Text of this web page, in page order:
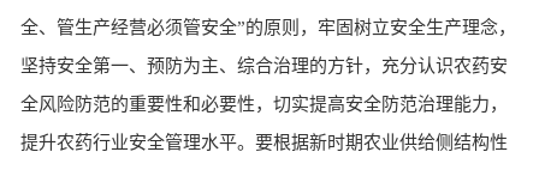
全、管生产经营必须管安全”的原则，牢固树立安全生产理念，
坚持安全第一、预防为主、综合治理的方针，充分认识农药安
全风险防范的重要性和必要性，切实提高安全防范治理能力，
提升农药行业安全管理水平。要根据新时期农业供给侧结构性